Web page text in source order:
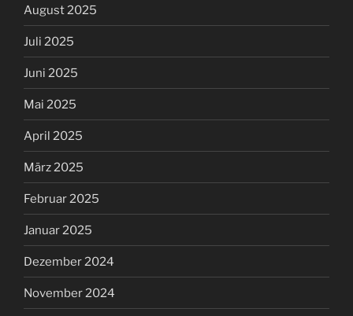
August 2025
Juli 2025
Juni 2025
Mai 2025
April 2025
März 2025
Februar 2025
Januar 2025
Dezember 2024
November 2024